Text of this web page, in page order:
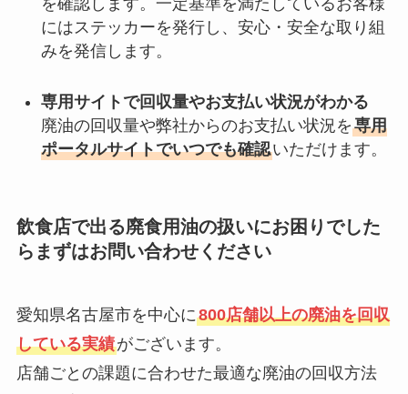
にはステッカーを発行し、安心・安全な取り組
みを発信します。
専用サイトで回収量やお支払い状況がわかる
廃油の回収量や弊社からのお支払い状況を専用
ポータルサイトでいつでも確認いただけます。
飲食店で出る廃食用油の扱いにお困りでした
らまずはお問い合わせください
愛知県名古屋市を中心に800店舗以上の廃油を回収
している実績がございます。
店舗ごとの課題に合わせた最適な廃油の回収方法